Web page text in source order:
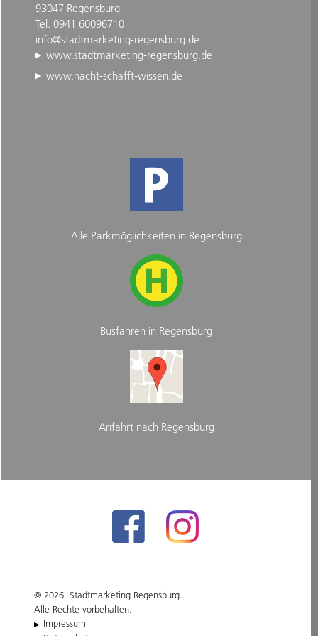
93047 Regensburg
Tel. 0941 60096710
info@stadtmarketing-regensburg.de
www.stadtmarketing-regensburg.de
www.nacht-schafft-wissen.de
Alle Parkmöglichkeiten in Regensburg
Busfahren in Regensburg
Anfahrt nach Regensburg
© 2026. Stadtmarketing Regensburg.
Alle Rechte vorbehalten.
Impressum